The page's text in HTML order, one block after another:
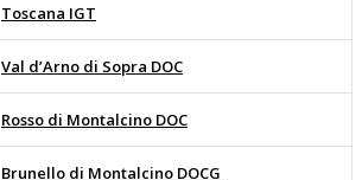
Toscana IGT
Val d’Arno di Sopra DOC
Rosso di Montalcino DOC
Brunello di Montalcino DOCG